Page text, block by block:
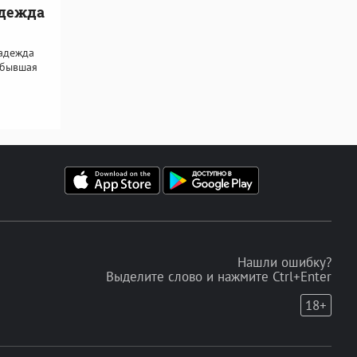
Нашли ошибку?
Выделите слово и нажмите Ctrl+Enter
18+